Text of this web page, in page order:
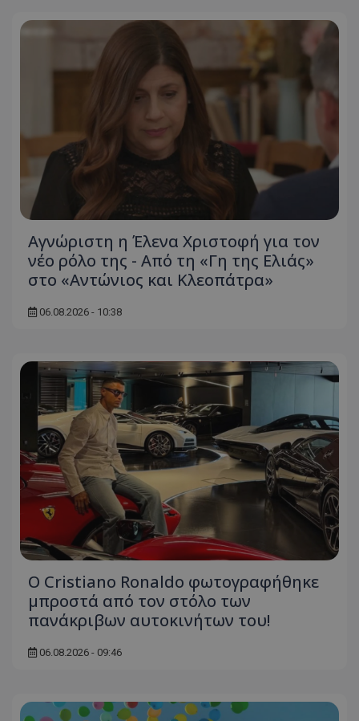
Αγνώριστη η Έλενα Χριστοφή για τον
νέο ρόλο της - Από τη «Γη της Ελιάς»
στο «Αντώνιος και Κλεοπάτρα»
06.08.2026 - 10:38
Ο Cristiano Ronaldo φωτογραφήθηκε
μπροστά από τον στόλο των
πανάκριβων αυτοκινήτων του!
06.08.2026 - 09:46